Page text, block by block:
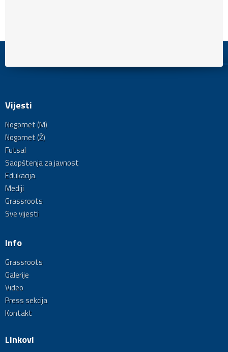
Vijesti
Nogomet (M)
Nogomet (Ž)
Futsal
Saopštenja za javnost
Edukacija
Mediji
Grassroots
Sve vijesti
Info
Grassroots
Galerije
Video
Press sekcija
Kontakt
Linkovi